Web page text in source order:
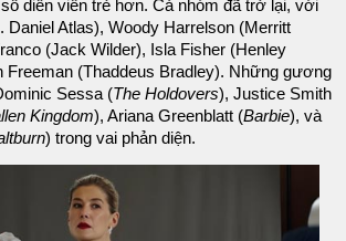
diễn viên trẻ hơn. Cả nhóm đã trở lại, với
Daniel Atlas), Woody Harrelson (Merritt
(Jack Wilder), Isla Fisher (Henley
Freeman (Thaddeus Bradley). Những gương
Sessa (The Holdovers), Justice Smith
Kingdom), Ariana Greenblatt (Barbie), và
) trong vai phản diện.